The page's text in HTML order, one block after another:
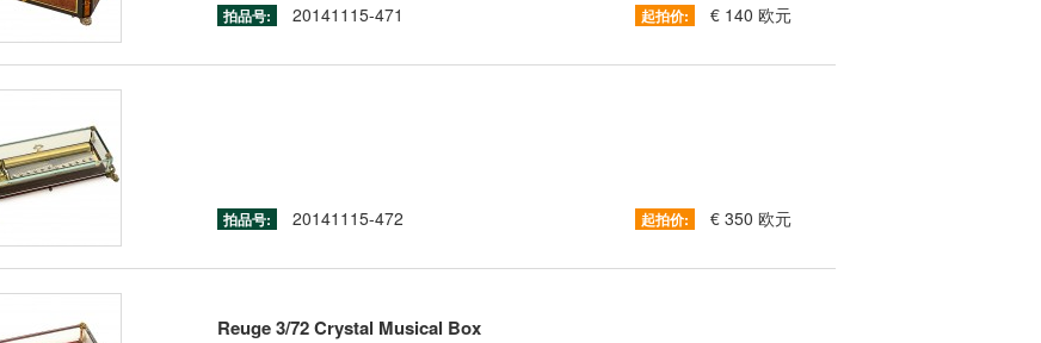
拍品号: 20141115-471 起拍价: € 140 欧元
拍品号: 20141115-472 起拍价: € 350 欧元
Reuge 3/72 Crystal Musical Box